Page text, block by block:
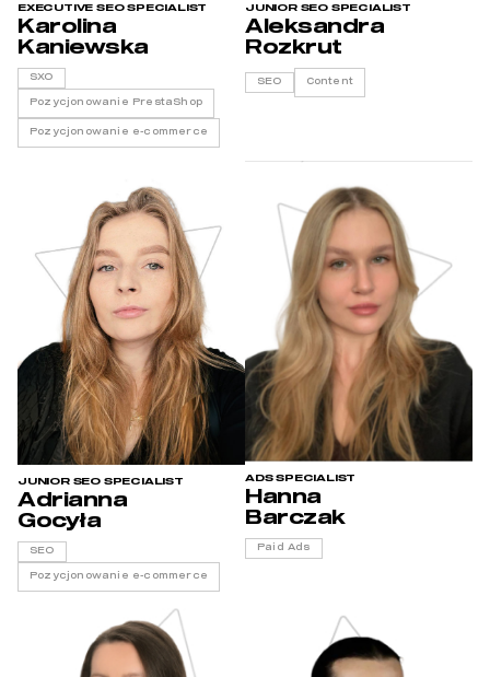
EXECUTIVE SEO SPECIALIST
Karolina
Kaniewska
SXO
Pozycjonowanie PrestaShop
Pozycjonowanie e-commerce
JUNIOR SEO SPECIALIST
Aleksandra
Rozkrut
SEO Content
JUNIOR SEO SPECIALIST
Adrianna
Gocyła
SEO
Pozycjonowanie e-commerce
ADS SPECIALIST
Hanna
Barczak
Paid Ads